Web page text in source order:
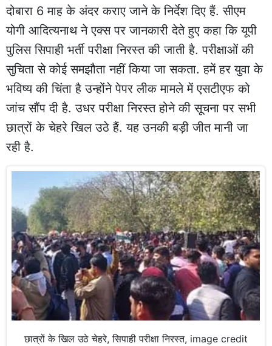
दोबारा 6 माह के अंदर कराए जाने के निर्देश दिए हैं. सीएम
योगी आदित्यनाथ ने एक्स पर जानकारी देते हुए कहा कि यूपी
पुलिस सिपाही भर्ती परीक्षा निरस्त की जाती है. परीक्षाओं की
सुचिता से कोई समझौता नहीं किया जा सकता. हमें हर युवा के
भविष्य की चिंता है उन्होंने पेपर लीक मामले में एसटीएफ को
जांच सौंप दी है. उधर परीक्षा निरस्त होने की सूचना पर सभी
छात्रों के चेहरे खिल उठे हैं. यह उनकी बड़ी जीत मानी जा
रही है.
छात्रों के खिल उठे चेहरे, सिपाही परीक्षा निरस्त, image credit